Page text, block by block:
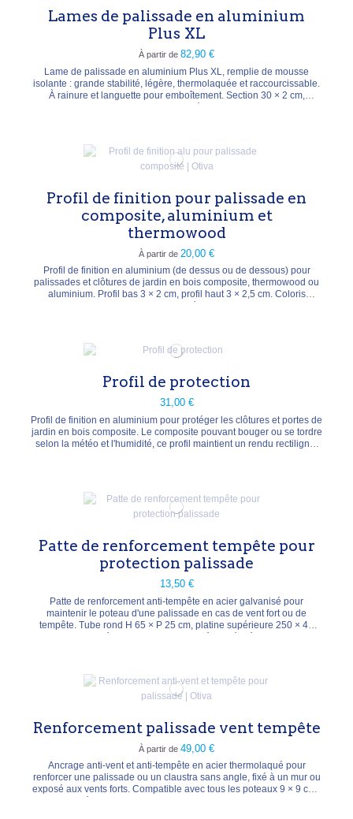
Lames de palissade en aluminium
Plus XL
À partir de 82,90 €
Lame de palissade en aluminium Plus XL, remplie de mousse
isolante : grande stabilité, légère, thermolaquée et raccourcissable.
À rainure et languette pour emboîtement. Section 30 × 2 cm,
Profil de finition pour palissade en
composite, aluminium et
thermowood
À partir de 20,00 €
Profil de finition en aluminium (de dessus ou de dessous) pour
palissades et clôtures de jardin en bois composite, thermowood ou
aluminium. Profil bas 3 × 2 cm, profil haut 3 × 2,5 cm. Coloris
Profil de protection
31,00 €
Profil de finition en aluminium pour protéger les clôtures et portes de
jardin en bois composite. Le composite pouvant bouger ou se tordre
selon la météo et l'humidité, ce profil maintient un rendu rectiligne.
Patte de renforcement tempête pour
protection palissade
13,50 €
Patte de renforcement anti-tempête en acier galvanisé pour
maintenir le poteau d'une palissade en cas de vent fort ou de
tempête. Tube rond H 65 × P 25 cm, platine supérieure 250 × 40
Renforcement palissade vent tempête
À partir de 49,00 €
Ancrage anti-vent et anti-tempête en acier thermolaqué pour
renforcer une palissade ou un claustra sans angle, fixé à un mur ou
exposé aux vents forts. Compatible avec tous les poteaux 9 × 9 cm ;